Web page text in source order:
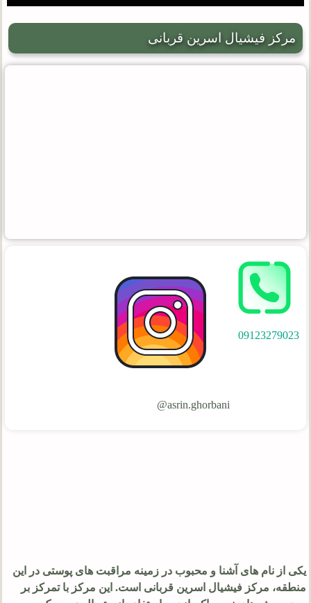
مرکز فیشیال اسرین قربانی
09123279023
asrin.ghorbani@
یکی از نام های آشنا و محبوب در زمینه مراقبت های پوستی در این
منطقه، مرکز فیشیال اسرین قربانی است. این مرکز با تمرکز بر